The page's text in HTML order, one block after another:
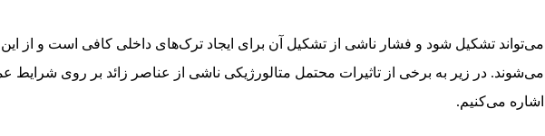
می‌تواند تشکیل شود و فشار ناشی از تشکیل آن برای ایجاد ترک‌های داخلی کافی است و
می‌شوند. در زیر به برخی از تاثیرات محتمل متالورژیکی ناشی از عناصر زائد بر روی
اشاره می‌کنیم.